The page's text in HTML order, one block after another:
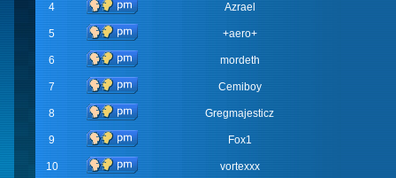
4 Azrael
5 +aero+
6 mordeth
7 Cemiboy
8 Gregmajesticz
9 Fox1
10 vortexxx